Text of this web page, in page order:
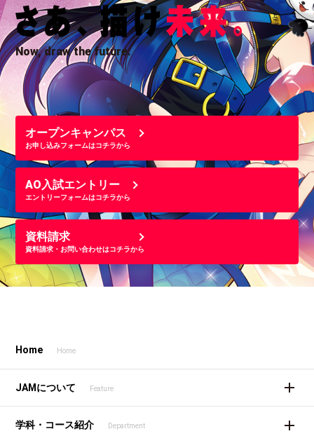
Now, draw the future.
オープンキャンパス
お申し込みフォームはコチラから
AO入試エントリー
エントリーフォームはコチラから
資料請求
資料請求・お問い合わせはコチラから
Home Home
JAMについて Feature
学科・コース紹介 Department